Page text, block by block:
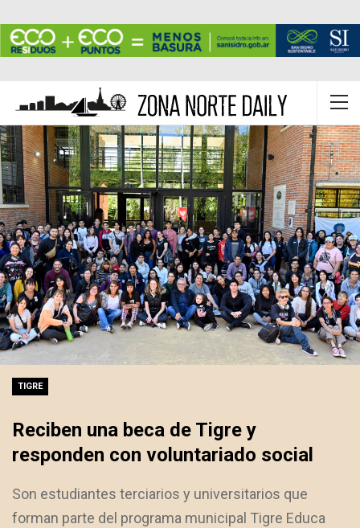
TIGRE
Reciben una beca de Tigre y
responden con voluntariado social
Son estudiantes terciarios y universitarios que
forman parte del programa municipal Tigre Educa